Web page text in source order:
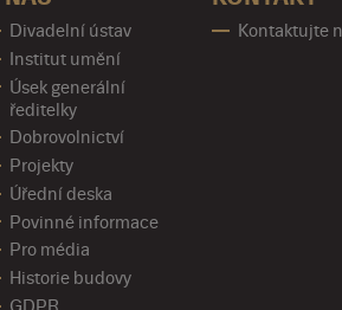
Divadelní ústav
Institut umění
Úsek generální
ředitelky
Dobrovolnictví
Projekty
Úřední deska
Povinné informace
Pro média
Historie budovy
Kontaktujte